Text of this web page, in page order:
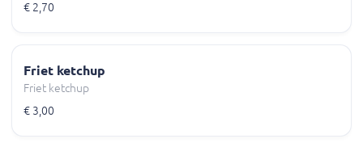
€ 2,70
Friet ketchup
Friet ketchup
€ 3,00